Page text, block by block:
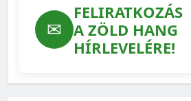
✉
FELIRATKOZÁS
A ZÖLD HANG
HÍRLEVELÉRE!